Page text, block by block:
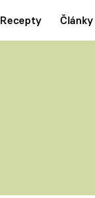
Recepty Články